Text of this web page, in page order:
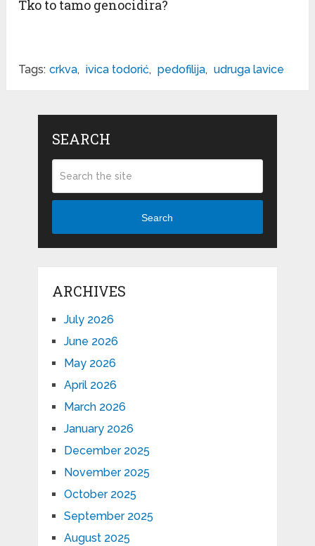
Tko to tamo genocidira?
Tags: crkva, ivica todorić, pedofilija, udruga lavice
SEARCH
Search
ARCHIVES
July 2026
June 2026
May 2026
April 2026
March 2026
January 2026
December 2025
November 2025
October 2025
September 2025
August 2025